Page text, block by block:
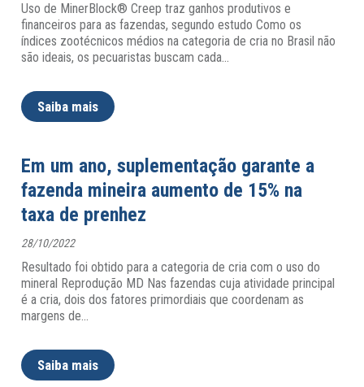
Uso de MinerBlock® Creep traz ganhos produtivos e
financeiros para as fazendas, segundo estudo Como os
índices zootécnicos médios na categoria de cria no Brasil não
são ideais, os pecuaristas buscam cada…
Saiba mais
Em um ano, suplementação garante a
fazenda mineira aumento de 15% na
taxa de prenhez
28/10/2022
Resultado foi obtido para a categoria de cria com o uso do
mineral Reprodução MD Nas fazendas cuja atividade principal
é a cria, dois dos fatores primordiais que coordenam as
margens de…
Saiba mais